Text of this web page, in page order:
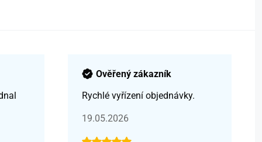
Ověřený zákazník
Rychlé vyřízení objednávky.
19.05.2026